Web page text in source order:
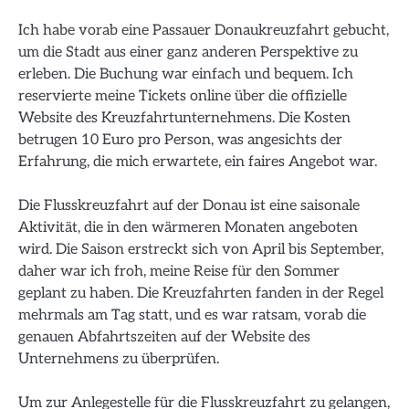
Ich habe vorab eine Passauer Donaukreuzfahrt gebucht,
um die Stadt aus einer ganz anderen Perspektive zu
erleben. Die Buchung war einfach und bequem. Ich
reservierte meine Tickets online über die offizielle
Website des Kreuzfahrtunternehmens. Die Kosten
betrugen 10 Euro pro Person, was angesichts der
Erfahrung, die mich erwartete, ein faires Angebot war.
Die Flusskreuzfahrt auf der Donau ist eine saisonale
Aktivität, die in den wärmeren Monaten angeboten
wird. Die Saison erstreckt sich von April bis September,
daher war ich froh, meine Reise für den Sommer
geplant zu haben. Die Kreuzfahrten fanden in der Regel
mehrmals am Tag statt, und es war ratsam, vorab die
genauen Abfahrtszeiten auf der Website des
Unternehmens zu überprüfen.
Um zur Anlegestelle für die Flusskreuzfahrt zu gelangen,